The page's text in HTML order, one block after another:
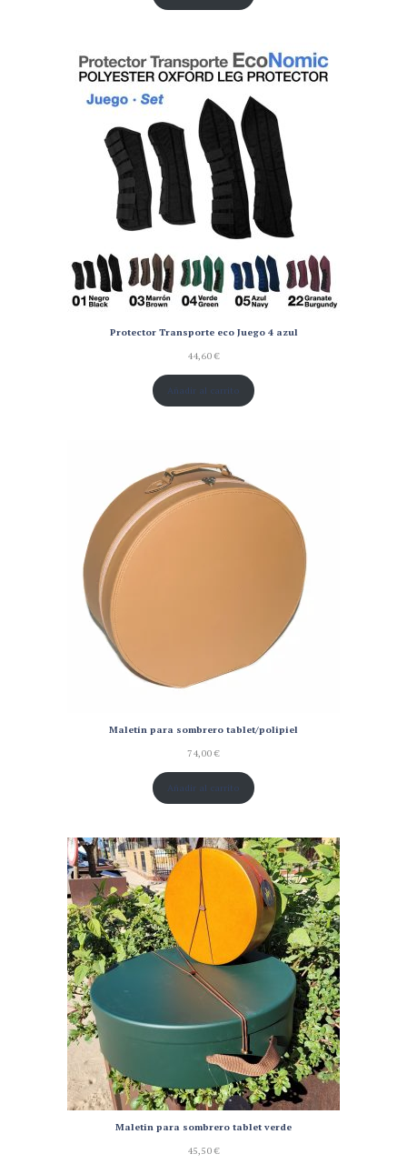
Protector Transporte eco Juego 4 azul
44,60€
Añadir al carrito
Maletín para sombrero tablet/polipiel
74,00€
Añadir al carrito
Maletin para sombrero tablet verde
45,50€